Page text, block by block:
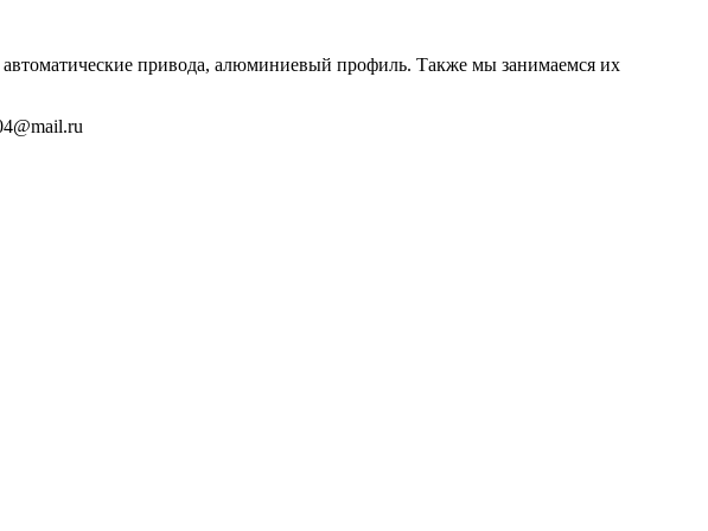
привода, алюминиевый профиль. Также мы занимаемся их